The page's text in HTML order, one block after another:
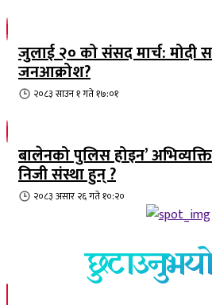
जुलाई २० को संसद मार्च: मोदी
जनआक्रोश?
२०८३ साउन १ गते १७:०१
बालेनको पुलिस होइन’
निजी संस्था हुन् ?
२०८३ असार २६ गते १०:२०